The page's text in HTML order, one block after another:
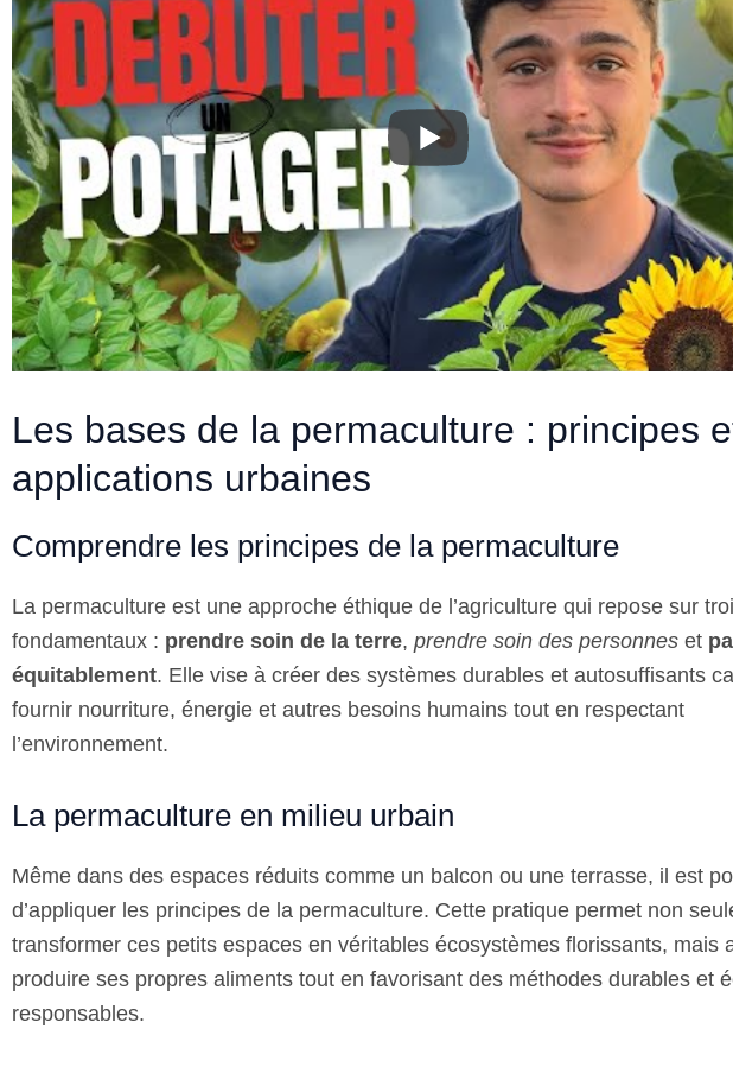
Les bases de la permaculture : principes
applications urbaines
Comprendre les principes de la permaculture
La permaculture est une approche éthique de l’agriculture qui repose sur
fondamentaux : prendre soin de la terre, prendre soin des personnes et
équitablement. Elle vise à créer des systèmes durables et autosuffisants
fournir nourriture, énergie et autres besoins humains tout en respectant
l’environnement.
La permaculture en milieu urbain
Même dans des espaces réduits comme un balcon ou une terrasse, il est
d’appliquer les principes de la permaculture. Cette pratique permet non
transformer ces petits espaces en véritables écosystèmes florissants, mais
produire ses propres aliments tout en favorisant des méthodes durables et
responsables.